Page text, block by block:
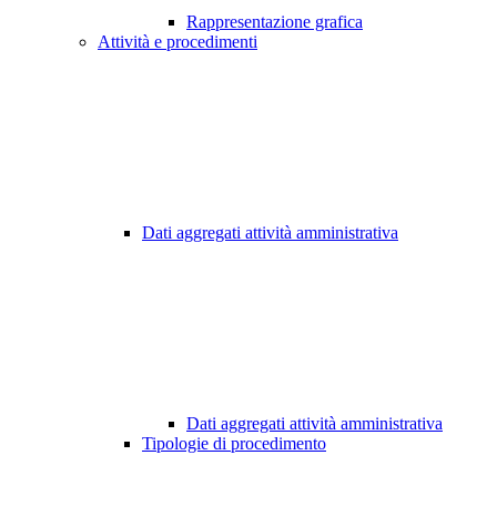
Rappresentazione grafica
Attività e procedimenti
Dati aggregati attività amministrativa
Dati aggregati attività amministrativa
Tipologie di procedimento